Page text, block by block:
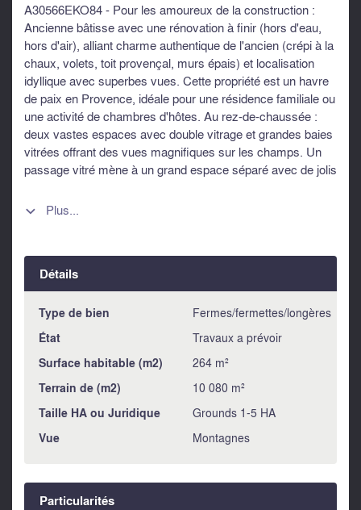
A30566EKO84 - Pour les amoureux de la construction :
Ancienne bâtisse avec une rénovation à finir (hors d'eau,
hors d'air), alliant charme authentique de l'ancien (crépi à la
chaux, volets, toit provençal, murs épais) et localisation
idyllique avec superbes vues. Cette propriété est un havre
de paix en Provence, idéale pour une résidence familiale ou
une activité de chambres d'hôtes. Au rez-de-chaussée :
deux vastes espaces avec double vitrage et grandes baies
vitrées offrant des vues magnifiques sur les champs. Un
passage vitré mène à un grand espace séparé avec de jolis
grands espaces prévus pour trois chambres en suite et une
l'extérieur : fosse septique installée et permis de construire
accordé pour une piscine. Terrain borné, non clôturé, offrant
de nombreuses possibilités d'aménagement. Venez la
visiter ! Les informations sur les risques auxquels ce bien
est exposé sont disponibles sur le site Géorisques :
https://www.georisques.gouv.fr
 Plus...
Détails
Type de bien Fermes/fermettes/longères
État Travaux a prévoir
Surface habitable (m2) 264 m²
Terrain de (m2) 10 080 m²
Taille HA ou Juridique Grounds 1-5 HA
Vue Montagnes
Particularités